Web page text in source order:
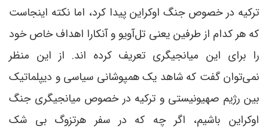
ترکیه در خصوص جنگ اوکراین پیدا کرد، اما نکته اینجاست
که هر کدام از طرفین یعنی تل‌آویو و آنکارا اهداف خاص خود
را برای این میانجیگری تعریف کرده اند. از این منظر
نمی‌توان گفت که شاهد یک همپوشانی سیاسی و دیپلماتیک
بین رژیم صهیونیستی و ترکیه در خصوص میانجیگری جنگ
اوکراین باشیم، اگر چه که در سفر هرتزوگ بی شک